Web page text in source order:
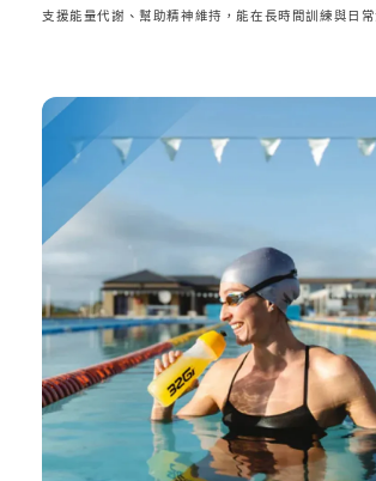
支援能量代謝、幫助精神維持，能在長時間訓練與日